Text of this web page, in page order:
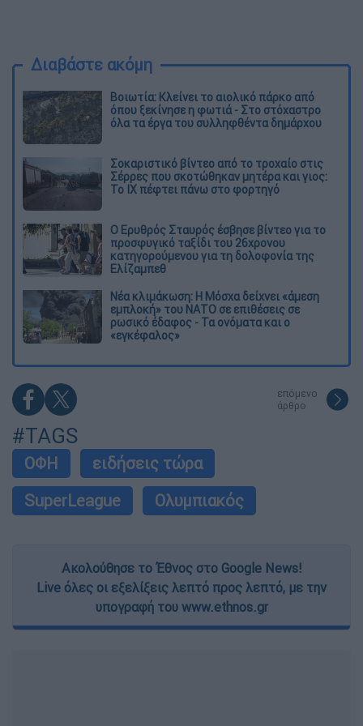
Διαβάστε ακόμη
Βοιωτία: Κλείνει το αιολικό πάρκο από
όπου ξεκίνησε η φωτιά - Στο στόχαστρο
όλα τα έργα του συλληφθέντα δημάρχου
Σοκαριστικό βίντεο από το τροχαίο στις
Σέρρες που σκοτώθηκαν μητέρα και γιος:
Το ΙΧ πέφτει πάνω στο φορτηγό
Ο Ερυθρός Σταυρός έσβησε βίντεο για το
προσφυγικό ταξίδι του 26χρονου
κατηγορούμενου για τη δολοφονία της
Ελίζαμπεθ
Νέα κλιμάκωση: Η Μόσχα δείχνει «άμεση
εμπλοκή» του ΝΑΤΟ σε επιθέσεις σε
ρωσικό έδαφος - Τα ονόματα και ο
«εγκέφαλος»
επόμενο
άρθρο
#TAGS
ΟΦΗ
ειδήσεις τώρα
SuperLeague
Ολυμπιακός
Ακολούθησε το Έθνος στο Google News!
Live όλες οι εξελίξεις λεπτό προς λεπτό, με την
υπογραφή του www.ethnos.gr